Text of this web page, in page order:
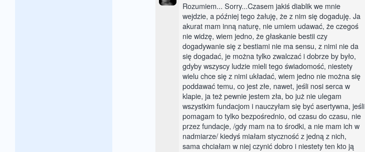
Rozumiem... Sorry...Czasem jakiś diablik we mnie
wejdzie, a później tego żałuję, że z nim się dogaduję. Ja
akurat mam inną naturę, nie umiem udawać, że czegoś
nie widzę, wiem jedno, że głaskanie bestii czy
dogadywanie się z bestiami nie ma sensu, z nimi nie da
się dogadać, je można tylko zwalczać i dobrze by było,
gdyby wszyscy ludzie mieli tego świadomość, niestety
wielu chce się z nimi układać, wiem jedno nie można się
poddawać temu, co jest złe, nawet, jeśli nosi serca w
klapie, ja też pewnie jestem zła, bo już nie ulegam
wszystkim fundacjom i nauczyłam się być asertywna, jeśli
pomagam to tylko bezpośrednio, od czasu do czasu, nie
przez fundacje, /gdy mam na to środki, a nie mam ich w
nadmiarze/ kiedyś miałam styczność z jedną z nich,
sama chciałam w niej czynić dobro i niestety ten kto ją